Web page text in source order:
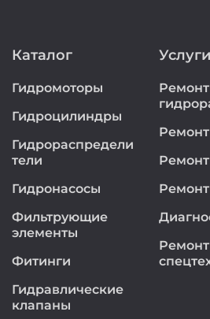
Каталог
Гидромоторы
Гидроцилиндры
Гидрораспредели
тели
Гидронасосы
Фильтрующие
элементы
Фитинги
Гидравлические
клапаны
Услуги
Ремонт